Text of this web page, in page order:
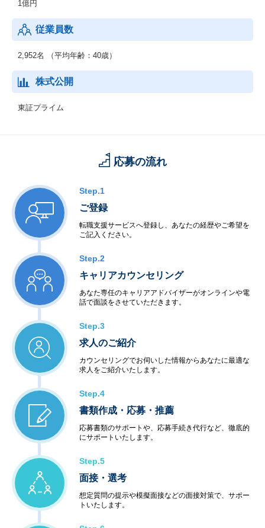
1億円
従業員数
2,952名 （平均年齢：40歳）
株式公開
東証プライム
応募の流れ
Step.1
ご登録
転職支援サービスへ登録し、あなたの経歴やご希望を
ご記入ください。
Step.2
キャリアカウンセリング
あなた専任のキャリアアドバイザーがオンラインや電
話で面談をさせていただきます。
Step.3
求人のご紹介
カウンセリングでお伺いした情報からあなたに最適な
求人をご紹介いたします。
Step.4
書類作成・応募・推薦
応募書類のサポートや、応募手続き代行など、徹底的
にサポートいたします。
Step.5
面接・選考
想定質問の提示や模擬面接などの面接対策で、サポー
トいたします。